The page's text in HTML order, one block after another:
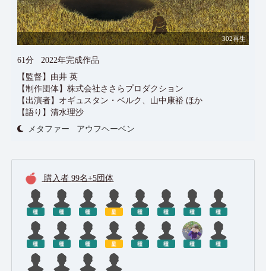
302再生
61分
2022年完成作品
【監督】由井 英
【制作団体】株式会社ささらプロダクション
【出演者】オギュスタン・ベルク、山中康裕 ほか
【語り】清水理沙
メタファー
アウフヘーベン
購入者99名+5団体